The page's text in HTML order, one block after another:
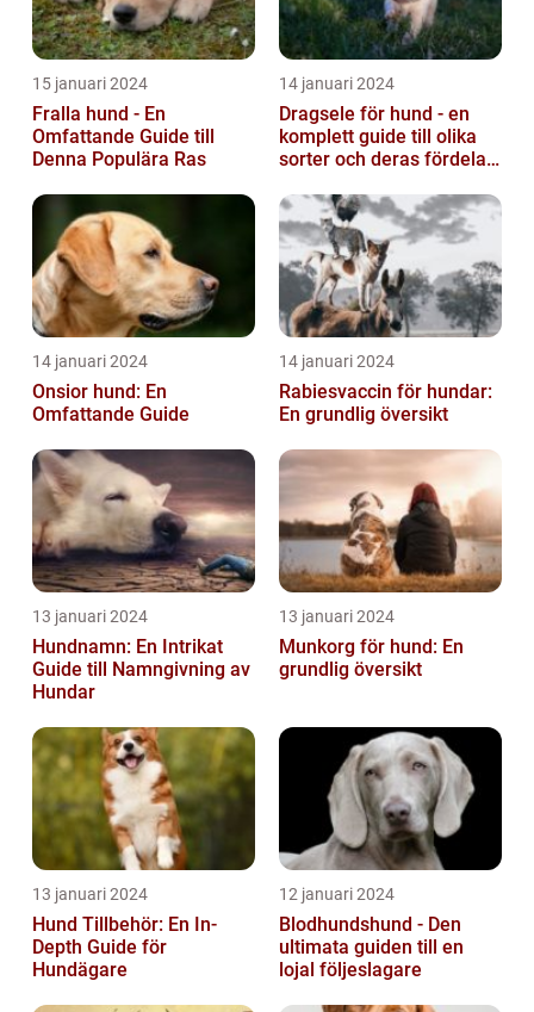
15 januari 2024
Fralla hund - En
Omfattande Guide till
Denna Populära Ras
14 januari 2024
Dragsele för hund - en
komplett guide till olika
sorter och deras fördelar
14 januari 2024
Onsior hund: En
Omfattande Guide
14 januari 2024
Rabiesvaccin för hundar:
En grundlig översikt
13 januari 2024
Hundnamn: En Intrikat
Guide till Namngivning av
Hundar
13 januari 2024
Munkorg för hund: En
grundlig översikt
13 januari 2024
Hund Tillbehör: En In-
Depth Guide för
Hundägare
12 januari 2024
Blodhundshund - Den
ultimata guiden till en
lojal följeslagare